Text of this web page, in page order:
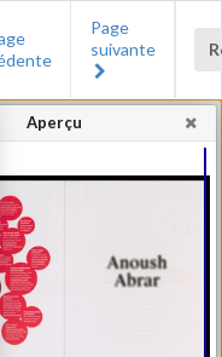
Page
suivante
Aperçu